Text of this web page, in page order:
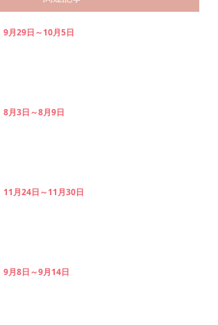
9月29日～10月5日
8月3日～8月9日
11月24日～11月30日
9月8日～9月14日